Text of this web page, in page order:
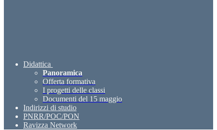
Didattica
Panoramica
Offerta formativa
I progetti delle classi
Documenti del 15 maggio
Indirizzi di studio
PNRR/POC/PON
Ravizza Network